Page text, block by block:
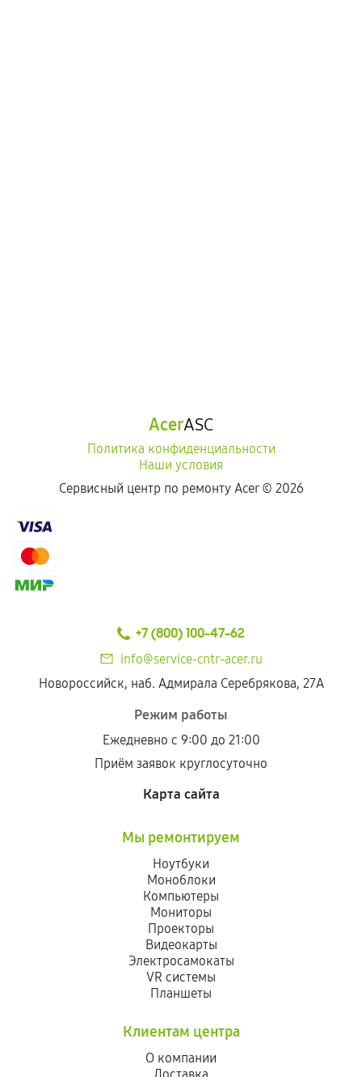
AcerASC
Политика конфиденциальности
Наши условия
Сервисный центр по ремонту Acer © 2026
+7 (800) 100-47-62
info@service-cntr-acer.ru
Новороссийск, наб. Адмирала Серебрякова, 27А
Режим работы
Ежедневно с 9:00 до 21:00
Приём заявок круглосуточно
Карта сайта
Мы ремонтируем
Ноутбуки
Моноблоки
Компьютеры
Мониторы
Проекторы
Видеокарты
Электросамокаты
VR системы
Планшеты
Клиентам центра
О компании